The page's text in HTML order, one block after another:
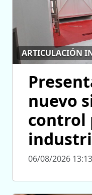
ARTICULACIÓN
nuevo
control
06/08/2026 13:13